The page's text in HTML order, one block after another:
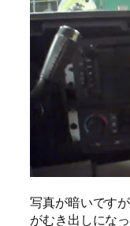
写真が暗いです
がむき出しにな